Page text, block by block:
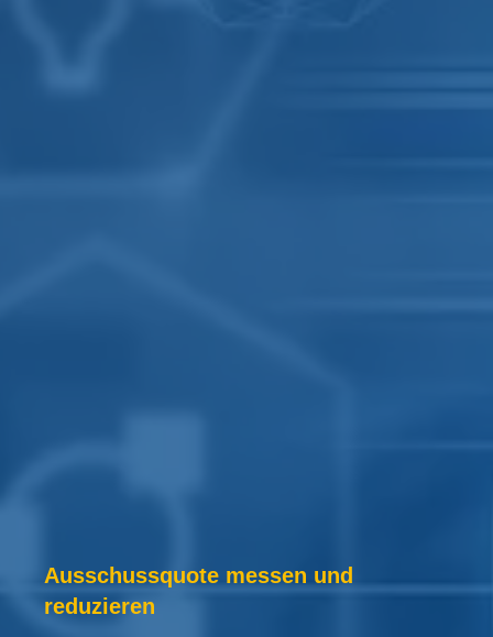
Ausschussquote messen und
reduzieren